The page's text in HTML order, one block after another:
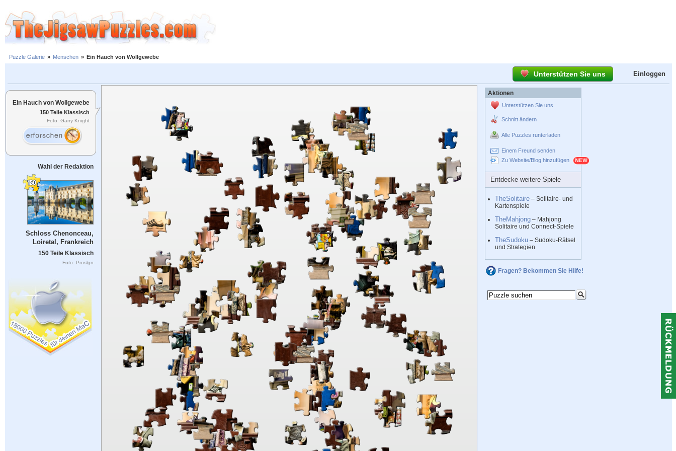
Puzzle Galerie » Menschen » Ein Hauch von Wollgewebe
Unterstützen Sie uns Einloggen
Ein Hauch von Wollgewebe
150 Teile Klassisch
Foto: Garry Knight
Wahl der Redaktion
Schloss Chenonceau,
Loiretal, Frankreich
150 Teile Klassisch
Foto: Proslgn
Aktionen
Unterstützen Sie uns
Schnitt ändern
Alle Puzzles runterladen
Einem Freund senden
Zu Website/Blog hinzufügen
Entdecke weitere Spiele
TheSolitaire – Solitaire- und
Kartenspiele
TheMahjong – Mahjong
Solitaire und Connect-Spiele
TheSudoku – Sudoku-Rätsel
und Strategien
Fragen? Bekommen Sie Hilfe!